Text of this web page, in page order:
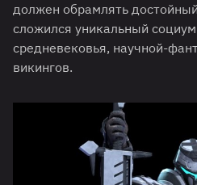
должен обрамлять
сложился уникальный
средневековья, научной-
викингов.